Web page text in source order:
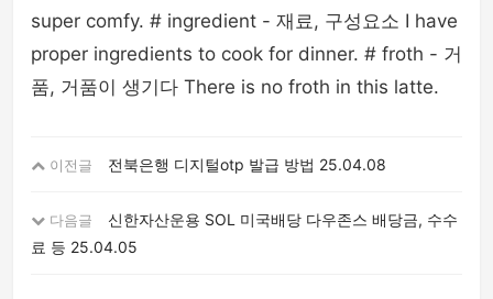
super comfy. # ingredient - 재료, 구성요소 I have
proper ingredients to cook for dinner. # froth - 거
품, 거품이 생기다 There is no froth in this latte.
이전글 전북은행 디지털otp 발급 방법 25.04.08
다음글
신한자산운용 SOL 미국배당 다우존스 배당금, 수수
료 등 25.04.05